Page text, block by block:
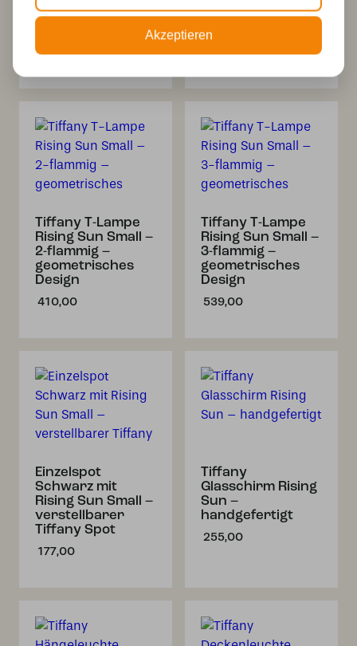
Design – 2-
679,00
Design
682,00
Tiffany T-Lampe
Rising Sun Small –
2-flammig –
geometrisches
Design
410,00
Tiffany T-Lampe
Rising Sun Small –
3-flammig –
geometrisches
Design
539,00
Einzelspot
Schwarz mit
Rising Sun Small –
verstellbarer
Tiffany Spot
177,00
Tiffany
Glasschirm Rising
Sun –
handgefertigt
255,00
Akzeptieren